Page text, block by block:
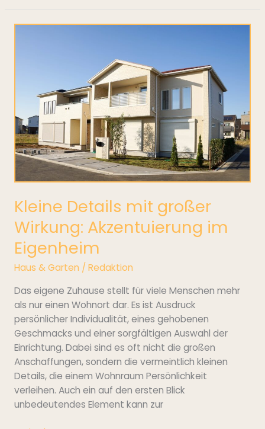
Kleine Details mit großer
Wirkung: Akzentuierung im
Eigenheim
Haus & Garten / Redaktion
Das eigene Zuhause stellt für viele Menschen mehr
als nur einen Wohnort dar. Es ist Ausdruck
persönlicher Individualität, eines gehobenen
Geschmacks und einer sorgfältigen Auswahl der
Einrichtung. Dabei sind es oft nicht die großen
Anschaffungen, sondern die vermeintlich kleinen
Details, die einem Wohnraum Persönlichkeit
verleihen. Auch ein auf den ersten Blick
unbedeutendes Element kann zur
Akzentuierung
im
Eigenheim